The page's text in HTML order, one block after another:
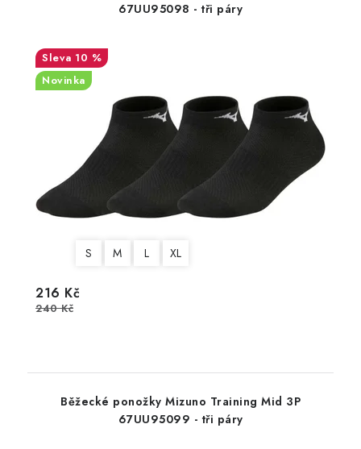
67UU95098 - tři páry
10 %
Novinka
S M L XL
216 Kč
240 Kč
Běžecké ponožky Mizuno Training Mid 3P
67UU95099 - tři páry